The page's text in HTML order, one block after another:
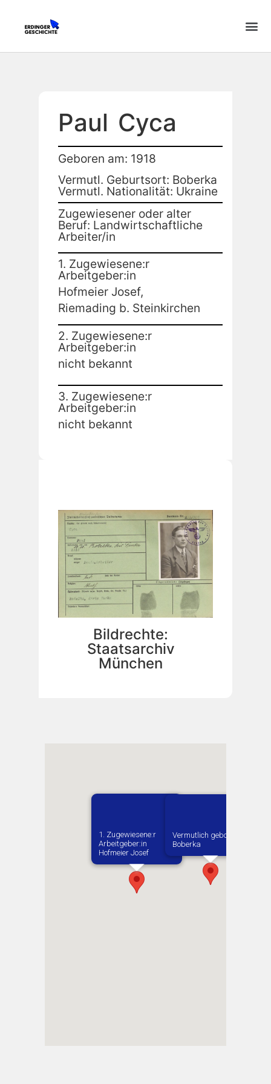
Paul Cyca
Geboren am: 1918
Vermutl. Geburtsort: Boberka
Vermutl. Nationalität: Ukraine
Zugewiesener oder alter
Beruf: Landwirtschaftliche
Arbeiter/in
1. Zugewiesene:r
Arbeitgeber:in
Hofmeier Josef,
Riemading b. Steinkirchen
2. Zugewiesene:r
Arbeitgeber:in
nicht bekannt
3. Zugewiesene:r
Arbeitgeber:in
nicht bekannt
Bildrechte:
Staatsarchiv
München
Vermutlich geboren in
Boberka
1. Zugewiesene:r
Arbeitgeber:in​
Hofmeier Josef